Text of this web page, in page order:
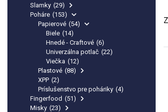
Slamky (29)
Poháre (153)
Papierové (54)
Biele (14)
Hnedé - Craftové (6)
Univerzálna potlač (22)
Viečka (12)
Plastové (88)
XPP (2)
Príslušenstvo pre poháriky (4)
Fingerfood (51)
Misky (23)